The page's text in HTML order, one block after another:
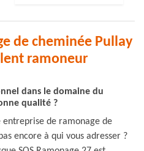
de cheminée Pullay
ramoneur
dans le domaine du
qualité ?
entreprise de ramonage de
encore à qui vous adresser ?